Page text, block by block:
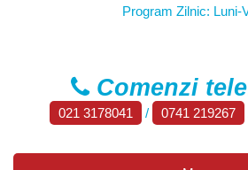
Program Zilnic: Luni-
Comenzi
021 3178041 / 0741 219267